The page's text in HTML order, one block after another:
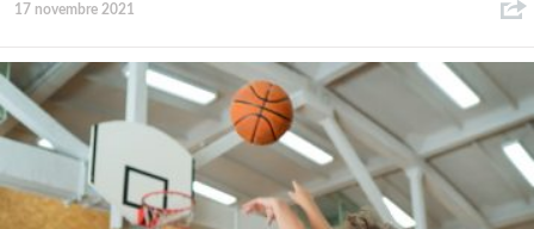
17 novembre 2021